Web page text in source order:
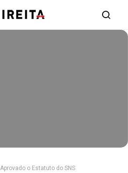
Aprovado o Estatuto do SNS